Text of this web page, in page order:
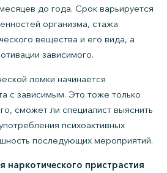
до года. Срок варьируется
организма, стажа
вещества и его вида, а
зависимого.
ломки начинается
с зависимым. Это тоже только
сможет ли специалист выяснить
психоактивных
последующих мероприятий.
наркотического пристрастия